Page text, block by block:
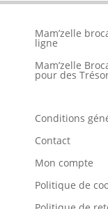
Mam’zelle
ligne
Mam’zelle
pour des
Conditions
Contact
Mon compte
Politique de